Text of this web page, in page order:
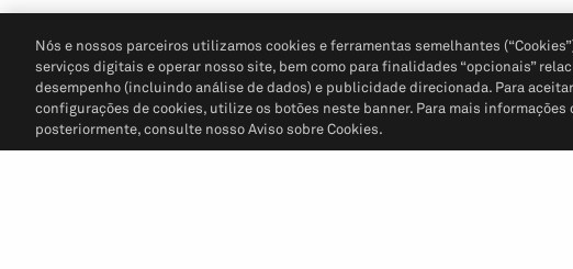
Nós e nossos parceiros utilizamos cookies e ferramentas semelhantes
serviços digitais e operar nosso site, bem como para finalidades “opcionais”
desempenho (incluindo análise de dados) e publicidade direcionada. Para
configurações de cookies, utilize os botões neste banner. Para mais informações
posteriormente, consulte nosso Aviso sobre Cookies.